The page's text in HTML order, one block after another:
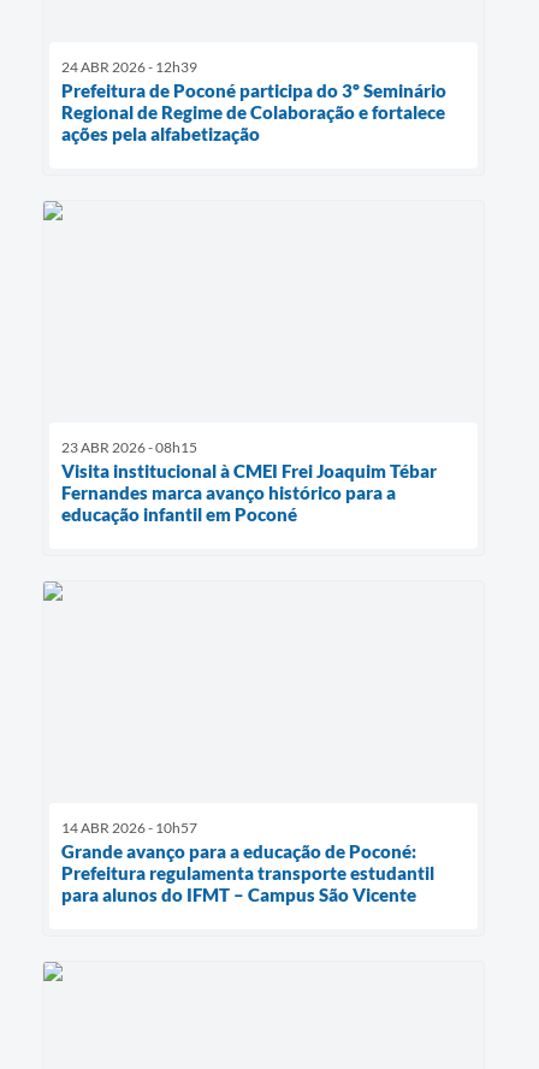
24 ABR 2026 - 12h39
Prefeitura de Poconé participa do 3º Seminário
Regional de Regime de Colaboração e fortalece
ações pela alfabetização
23 ABR 2026 - 08h15
Visita institucional à CMEI Frei Joaquim Tébar
Fernandes marca avanço histórico para a
educação infantil em Poconé
14 ABR 2026 - 10h57
Grande avanço para a educação de Poconé:
Prefeitura regulamenta transporte estudantil
para alunos do IFMT – Campus São Vicente